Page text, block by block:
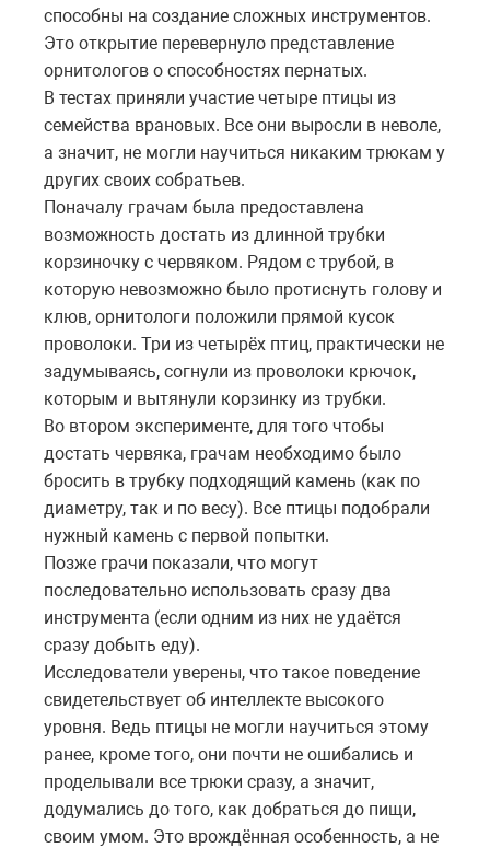
способны на создание сложных инструментов.
Это открытие перевернуло представление
орнитологов о способностях пернатых.
В тестах приняли участие четыре птицы из
семейства врановых. Все они выросли в неволе,
а значит, не могли научиться никаким трюкам у
других своих собратьев.
Поначалу грачам была предоставлена
возможность достать из длинной трубки
корзиночку с червяком. Рядом с трубой, в
которую невозможно было протиснуть голову и
клюв, орнитологи положили прямой кусок
проволоки. Три из четырёх птиц, практически не
задумываясь, согнули из проволоки крючок,
которым и вытянули корзинку из трубки.
Во втором эксперименте, для того чтобы
достать червяка, грачам необходимо было
бросить в трубку подходящий камень (как по
диаметру, так и по весу). Все птицы подобрали
нужный камень с первой попытки.
Позже грачи показали, что могут
последовательно использовать сразу два
инструмента (если одним из них не удаётся
сразу добыть еду).
Исследователи уверены, что такое поведение
свидетельствует об интеллекте высокого
уровня. Ведь птицы не могли научиться этому
ранее, кроме того, они почти не ошибались и
проделывали все трюки сразу, а значит,
додумались до того, как добраться до пищи,
своим умом. Это врождённая особенность, а не